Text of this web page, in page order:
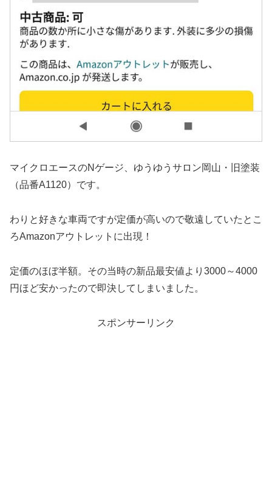
マイクロエースのNゲージ、ゆうゆうサロン岡山・旧塗装
（品番A1120）です。
わりと好きな車両ですが定価が高いので敬遠していたとこ
ろAmazonアウトレットに出現！
定価のほぼ半額。その当時の新品最安値より3000～4000
円ほど安かったので即決してしまいました。
スポンサーリンク